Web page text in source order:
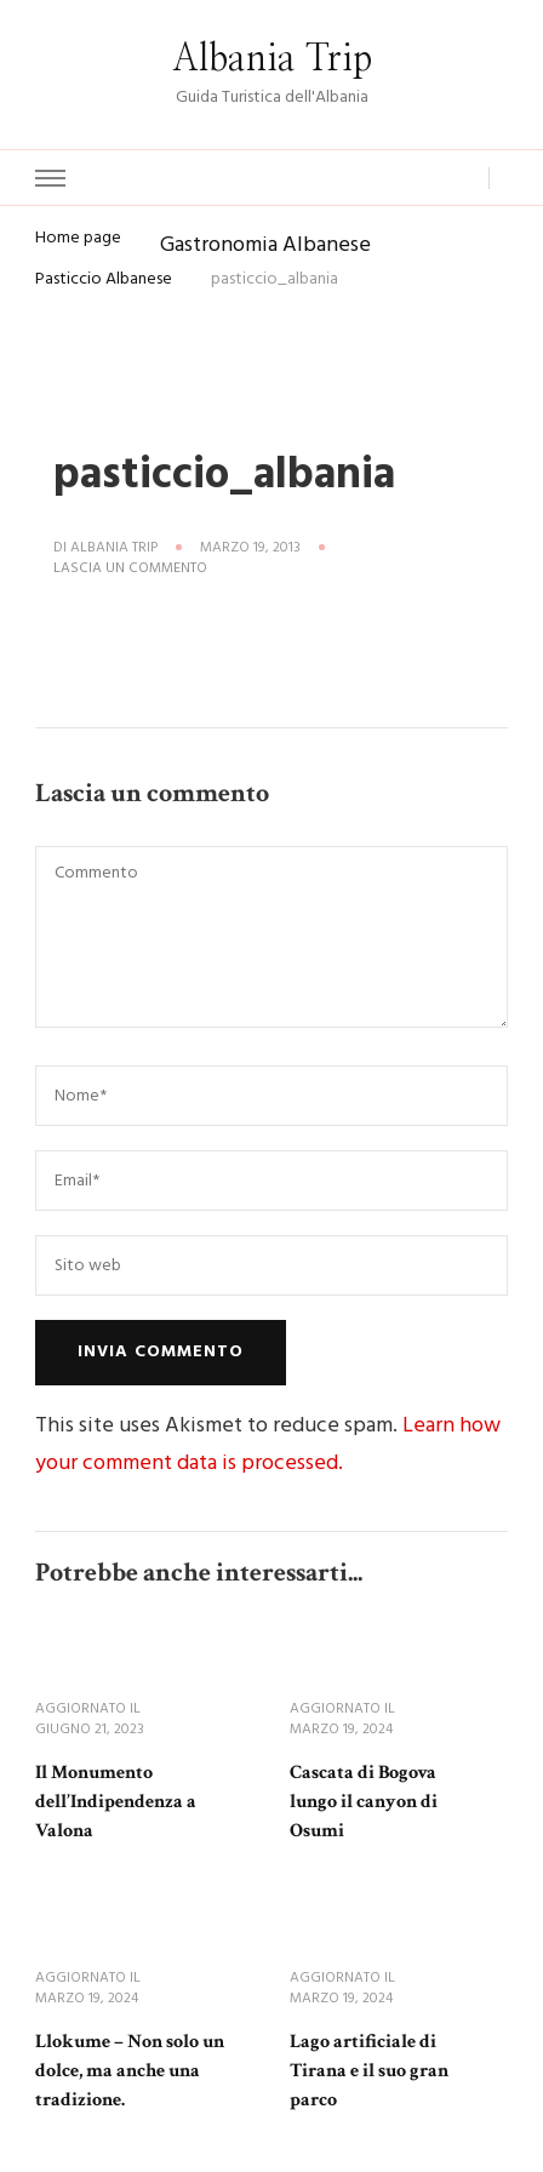
Albania Trip
Guida Turistica dell'Albania
Home page Gastronomia Albanese
Pasticcio Albanese pasticcio_albania
pasticcio_albania
DI ALBANIA TRIP
MARZO 19, 2013
LASCIA UN COMMENTO
Lascia un commento
This site uses Akismet to reduce spam. Learn how
your comment data is processed.
Potrebbe anche interessarti...
AGGIORNATO IL
GIUGNO 21, 2023
Il Monumento
dell’Indipendenza a
Valona
AGGIORNATO IL
MARZO 19, 2024
Cascata di Bogova
lungo il canyon di
Osumi
AGGIORNATO IL
MARZO 19, 2024
Llokume – Non solo un
dolce, ma anche una
tradizione.
AGGIORNATO IL
MARZO 19, 2024
Lago artificiale di
Tirana e il suo gran
parco